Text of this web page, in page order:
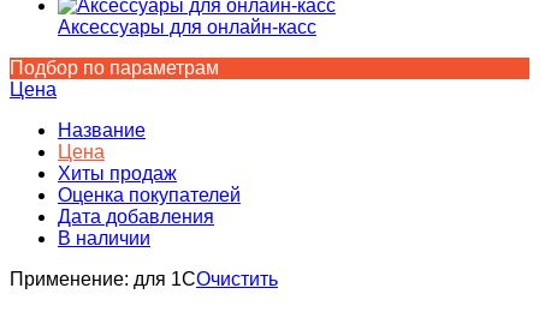
Аксессуары для онлайн-касс
Подбор по параметрам
Цена
Название
Цена
Хиты продаж
Оценка покупателей
Дата добавления
В наличии
Применение: для 1СОчистить